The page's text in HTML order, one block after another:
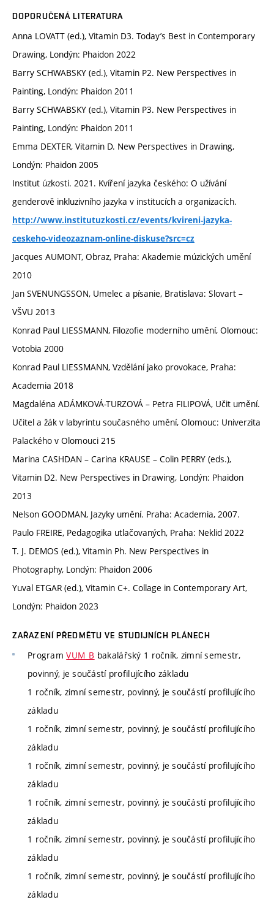
DOPORUČENÁ LITERATURA
Anna LOVATT (ed.), Vitamin D3. Today’s Best in Contemporary
Drawing, Londýn: Phaidon 2022
Barry SCHWABSKY (ed.), Vitamin P2. New Perspectives in
Painting, Londýn: Phaidon 2011
Barry SCHWABSKY (ed.), Vitamin P3. New Perspectives in
Painting, Londýn: Phaidon 2011
Emma DEXTER, Vitamin D. New Perspectives in Drawing,
Londýn: Phaidon 2005
Institut úzkosti. 2021. Kvíření jazyka českého: O užívání
genderově inkluzivního jazyka v institucích a organizacích.
http://www.institutuzkosti.cz/events/kvireni-jazyka-
ceskeho-videozaznam-online-diskuse?src=cz
Jacques AUMONT, Obraz, Praha: Akademie múzických umění
2010
Jan SVENUNGSSON, Umelec a písanie, Bratislava: Slovart –
VŠVU 2013
Konrad Paul LIESSMANN, Filozofie moderního umění, Olomouc:
Votobia 2000
Konrad Paul LIESSMANN, Vzdělání jako provokace, Praha:
Academia 2018
Magdaléna ADÁMKOVÁ-TURZOVÁ – Petra FILIPOVÁ, Učit umění.
Učitel a žák v labyrintu současného umění, Olomouc: Univerzita
Palackého v Olomouci 215
Marina CASHDAN – Carina KRAUSE – Colin PERRY (eds.),
Vitamin D2. New Perspectives in Drawing, Londýn: Phaidon
2013
Nelson GOODMAN, Jazyky umění. Praha: Academia, 2007.
Paulo FREIRE, Pedagogika utlačovaných, Praha: Neklid 2022
T. J. DEMOS (ed.), Vitamin Ph. New Perspectives in
Photography, Londýn: Phaidon 2006
Yuval ETGAR (ed.), Vitamin C+. Collage in Contemporary Art,
Londýn: Phaidon 2023
ZAŘAZENÍ PŘEDMĚTU VE STUDIJNÍCH PLÁNECH
ProgramVUM_B bakalářský 1 ročník, zimní semestr,
povinný, je součástí profilujícího základu
1 ročník, zimní semestr, povinný, je součástí profilujícího
základu
1 ročník, zimní semestr, povinný, je součástí profilujícího
základu
1 ročník, zimní semestr, povinný, je součástí profilujícího
základu
1 ročník, zimní semestr, povinný, je součástí profilujícího
základu
1 ročník, zimní semestr, povinný, je součástí profilujícího
základu
1 ročník, zimní semestr, povinný, je součástí profilujícího
základu